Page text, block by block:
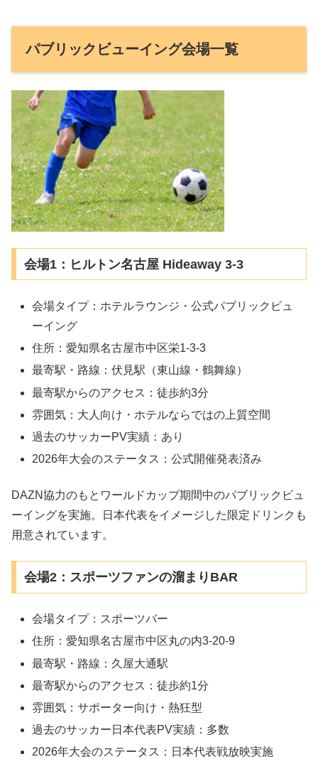
パブリックビューイング会場一覧
会場1：ヒルトン名古屋 Hideaway 3-3
会場タイプ：ホテルラウンジ・公式パブリックビュ
ーイング
住所：愛知県名古屋市中区栄1-3-3
最寄駅・路線：伏見駅（東山線・鶴舞線）
最寄駅からのアクセス：徒歩約3分
雰囲気：大人向け・ホテルならではの上質空間
過去のサッカーPV実績：あり
2026年大会のステータス：公式開催発表済み
DAZN協力のもとワールドカップ期間中のパブリックビュ
ーイングを実施。日本代表をイメージした限定ドリンクも
用意されています。
会場2：スポーツファンの溜まりBAR
会場タイプ：スポーツバー
住所：愛知県名古屋市中区丸の内3-20-9
最寄駅・路線：久屋大通駅
最寄駅からのアクセス：徒歩約1分
雰囲気：サポーター向け・熱狂型
過去のサッカー日本代表PV実績：多数
2026年大会のステータス：日本代表戦放映実施